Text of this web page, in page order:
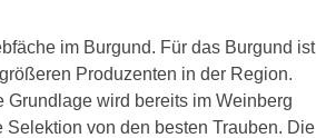
im Burgund. Für das Burgund ist
Produzenten in der Region.
Grundlage wird bereits im Weinberg
von den besten Trauben. Die